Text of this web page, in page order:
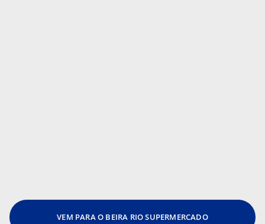
VEM PARA O BEIRA RIO SUPERMERCADO